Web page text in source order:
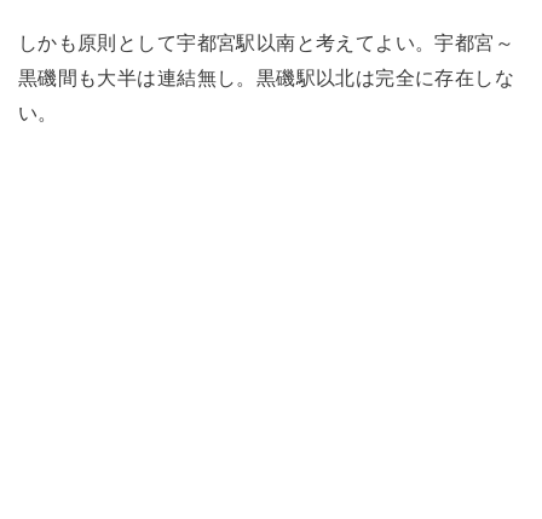
しかも原則として宇都宮駅以南と考えてよい。宇都宮～
黒磯間も大半は連結無し。黒磯駅以北は完全に存在しな
い。